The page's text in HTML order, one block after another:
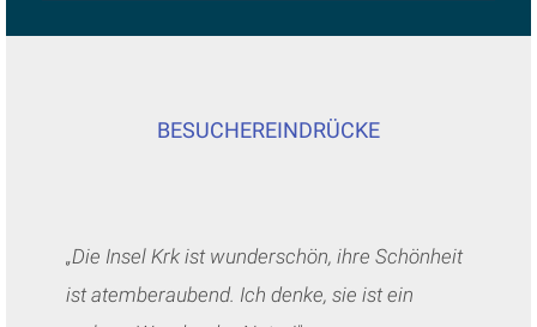
BESUCHEREINDRÜCKE
„Die Insel Krk ist wunderschön, ihre Schönheit
ist atemberaubend. Ich denke, sie ist ein